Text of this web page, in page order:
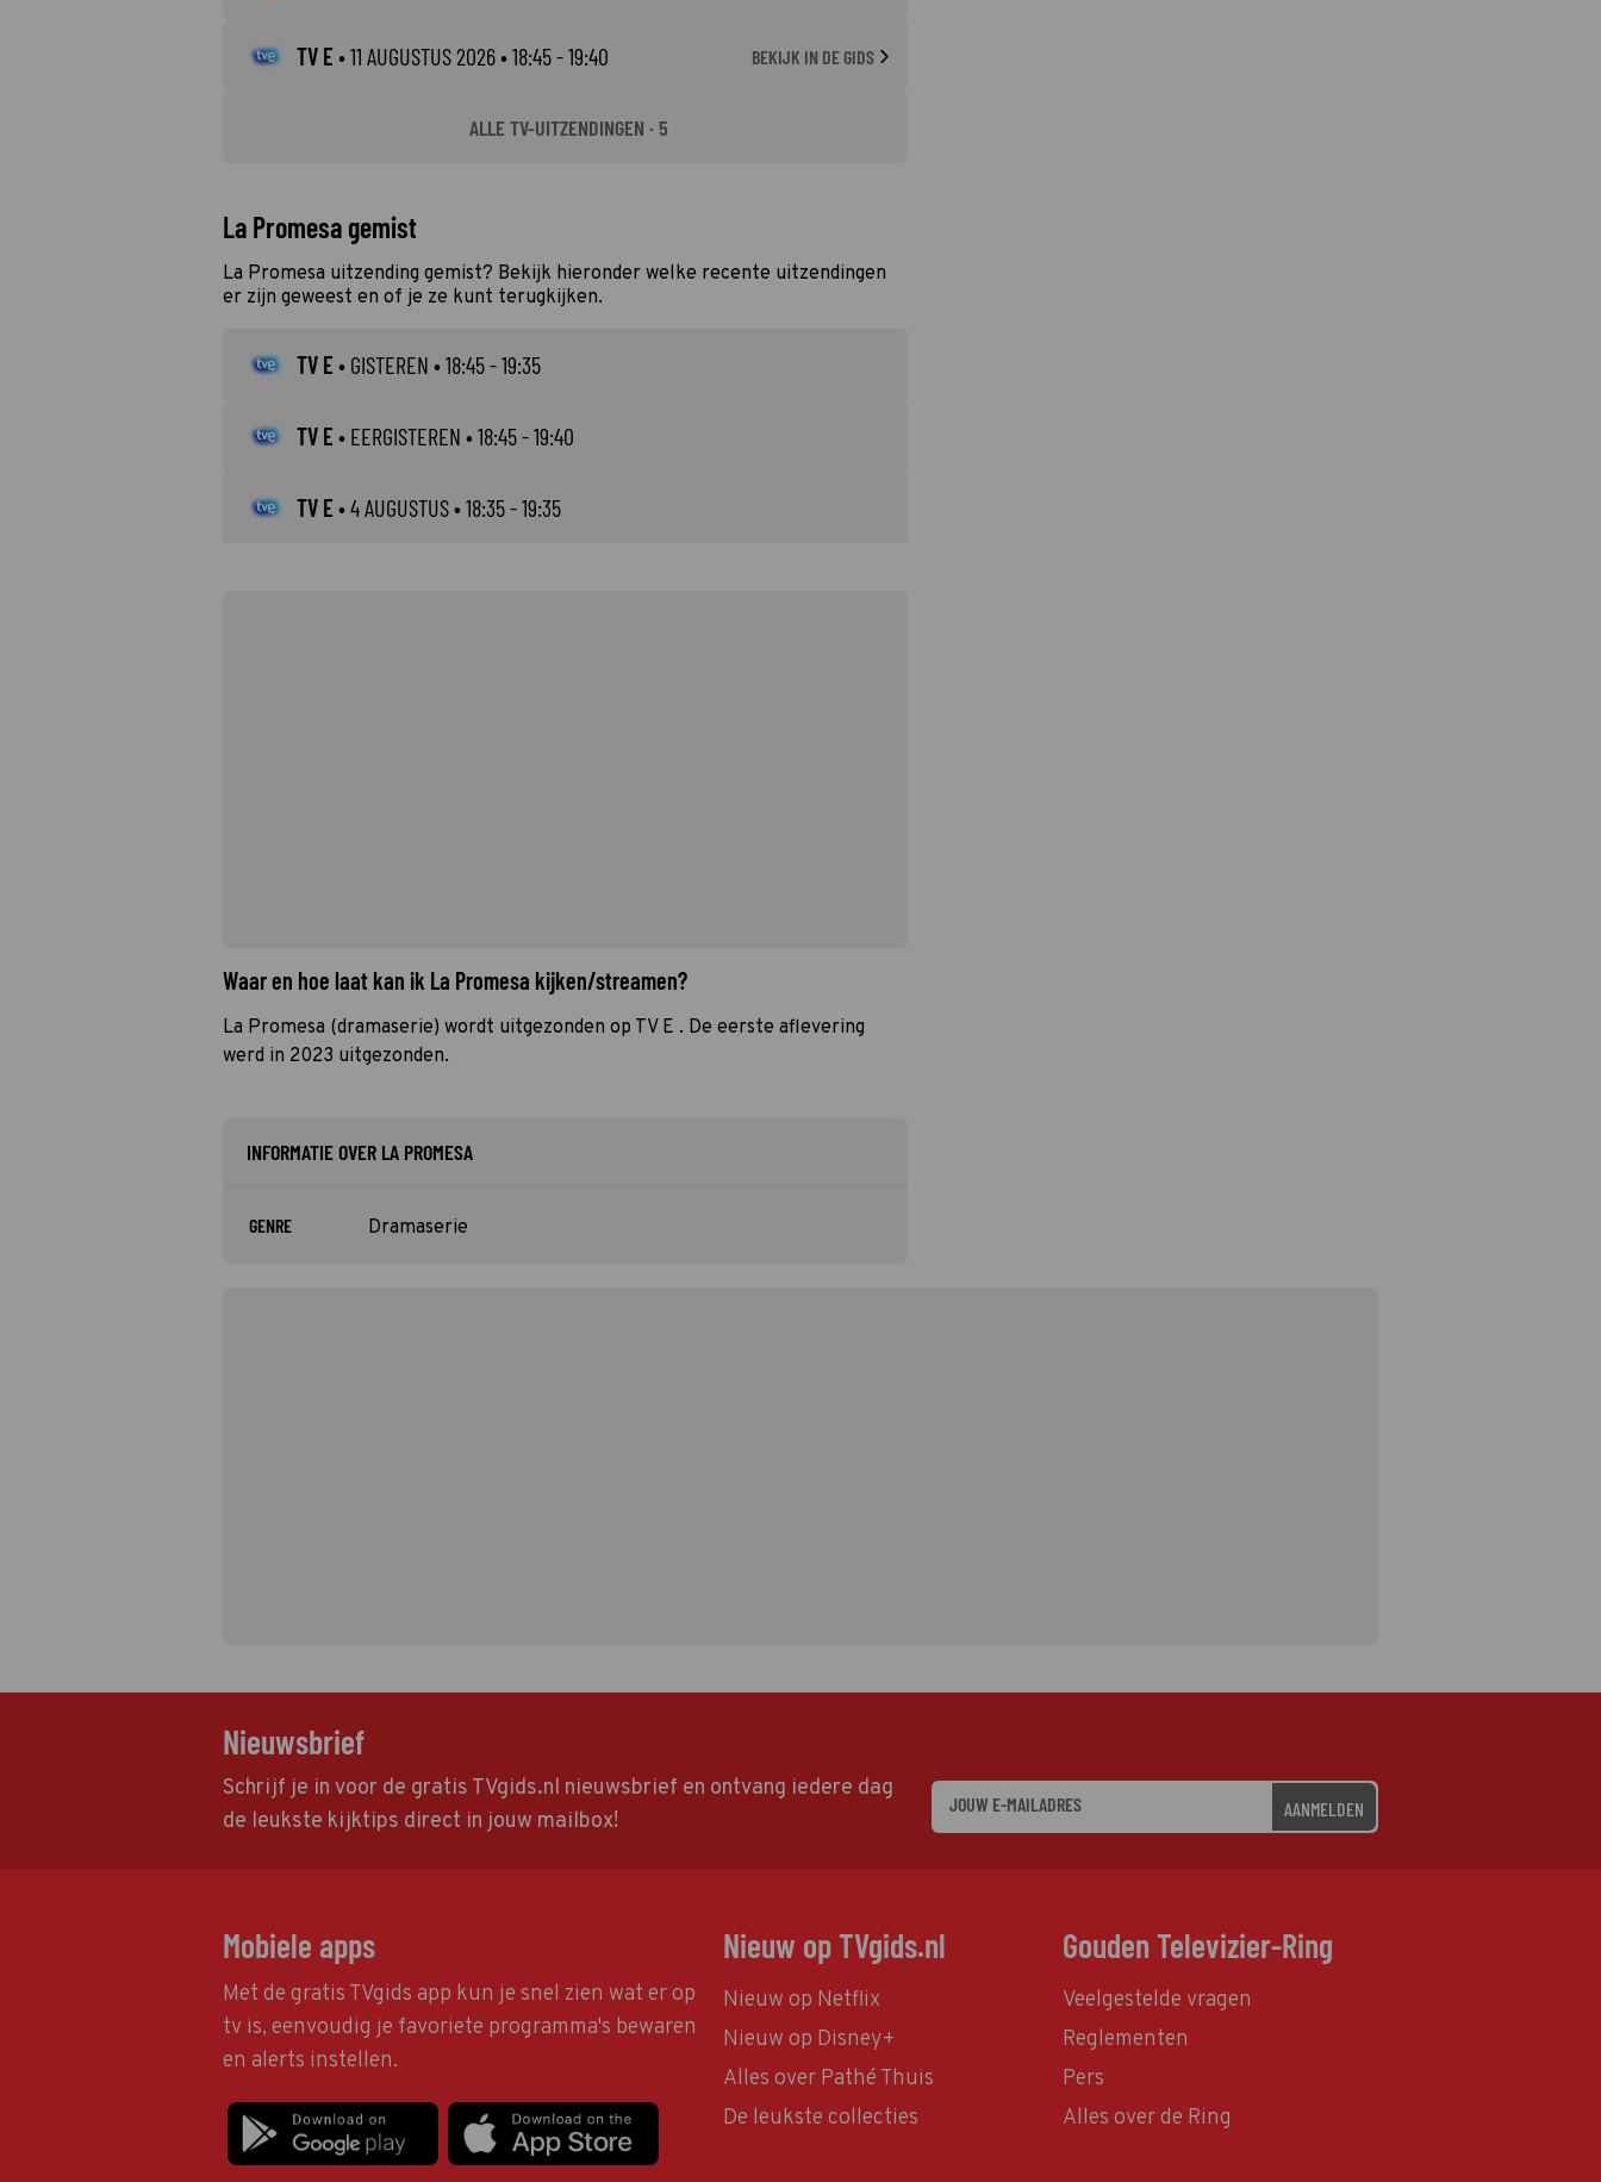
TV E •11 AUGUSTUS 2026• 18:45 - 19:40 BEKIJK IN DE GIDS
ALLE TV-UITZENDINGEN · 5
La Promesa gemist
La Promesa uitzending gemist? Bekijk hieronder welke recente uitzendingen
er zijn geweest en of je ze kunt terugkijken.
TV E • GISTEREN • 18:45 - 19:35
TV E • EERGISTEREN • 18:45 - 19:40
TV E •4 AUGUSTUS• 18:35 - 19:35
Waar en hoe laat kan ik La Promesa kijken/streamen?
La Promesa (dramaserie) wordt uitgezonden op TV E . De eerste aflevering
werd in 2023 uitgezonden.
INFORMATIE OVER LA PROMESA
GENRE Dramaserie
Nieuwsbrief
Schrijf je in voor de gratis TVgids.nl nieuwsbrief en ontvang iedere dag
de leukste kijktips direct in jouw mailbox!
AANMELDEN
Mobiele apps
Met de gratis TVgids app kun je snel zien wat er op
tv is, eenvoudig je favoriete programma's bewaren
en alerts instellen.
Nieuw op TVgids.nl
Nieuw op Netflix
Nieuw op Disney+
Alles over Pathé Thuis
De leukste collecties
Gouden Televizier-Ring
Veelgestelde vragen
Reglementen
Pers
Alles over de Ring